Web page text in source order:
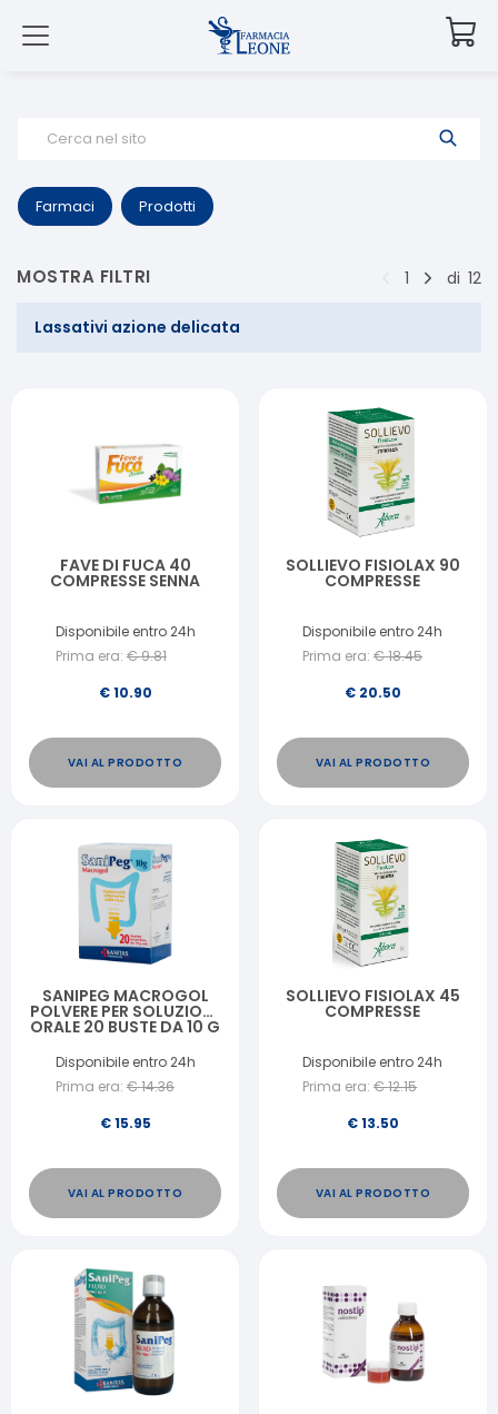
Cerca nel sito
Farmaci Prodotti
MOSTRA FILTRI 1 di 12
Lassativi azione delicata
FAVE DI FUCA 40
COMPRESSE SENNA
Disponibile entro 24h
Prima era: €9.81
€10.90
VAI AL PRODOTTO
SOLLIEVO FISIOLAX 90
COMPRESSE
Disponibile entro 24h
Prima era: €18.45
€ 20.50
VAI AL PRODOTTO
SANIPEG MACROGOL
POLVERE PER SOLUZIONE
ORALE 20 BUSTE DA 10 G
Disponibile entro 24h
Prima era: €14.36
€15.95
VAI AL PRODOTTO
SOLLIEVO FISIOLAX 45
COMPRESSE
Disponibile entro 24h
Prima era: €12.15
€13.50
VAI AL PRODOTTO